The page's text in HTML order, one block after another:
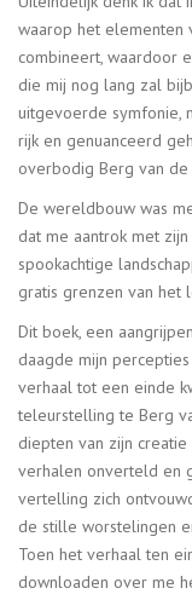
waarop het elementen
combineert, waardoor
die mij nog lang zal
uitgevoerde symfonie,
rijk en genuanceerd
overbodig Berg van
De wereldbouw was
dat me aantrok met
spookachtige
gratis grenzen van het
Dit boek, een
daagde mijn
verhaal tot een einde
teleurstelling te Berg
diepten van zijn
verhalen onverteld en
vertelling zich
de stille worstelingen
Toen het verhaal ten
downloaden over me